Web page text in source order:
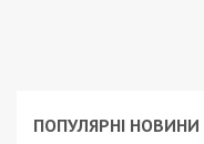
ПОПУЛЯРНІ НОВИНИ